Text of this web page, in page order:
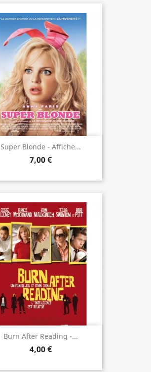
Super Blonde - Affiche...
7,00 €
Burn After Reading -...
4,00 €